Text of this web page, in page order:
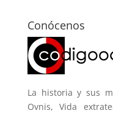
Conócenos
La historia y sus
Ovnis, Vida